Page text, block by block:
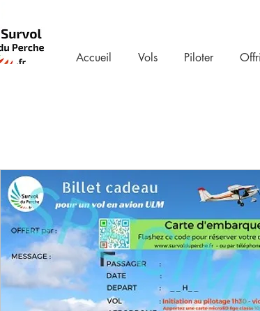
Accueil Vols Piloter